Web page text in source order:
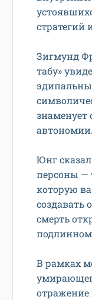
стратегий
Зигмунд
табу»
знаменует
автономии.
Юнг
персоны —
которую
создавать
смерть
В рамках
отражение